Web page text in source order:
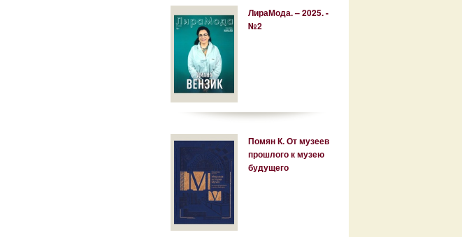
ЛираМода. – 2025. -
№2
Помян К. От музеев
прошлого к музею
будущего